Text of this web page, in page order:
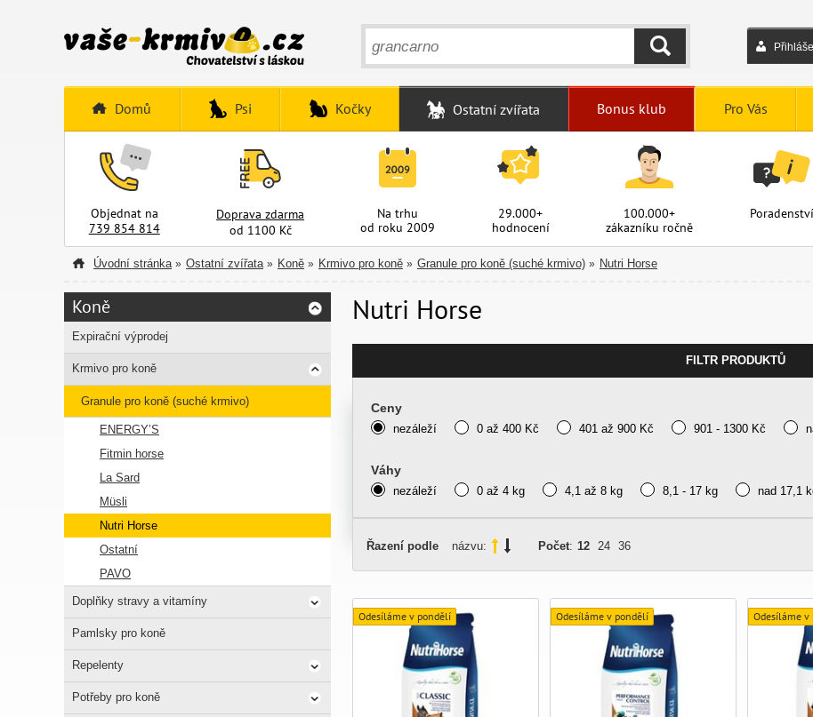
HLEDAT
Domů Psi Kočky Ostatní zvířata Bonus klub Pro Vás
Objednat na
739 854 814
Doprava zdarma
od 1100 Kč
Na trhu
od roku 2009
29.000+
hodnocení
100.000+
zákazníku ročně
Poradenství
Úvodní stránka » Ostatní zvířata » Koně » Krmivo pro koně » Granule pro koně (suché krmivo) » Nutri Horse
Nutri Horse
FILTR PRODUKTŮ
Ceny
nezáleží 0 až 400 Kč 401 až 900 Kč 901 - 1300 Kč
Váhy
nezáleží 0 až 4 kg 4,1 až 8 kg 8,1 - 17 kg nad 17,1
Řazení podle názvu: Počet: 12 24 36
Odesíláme v pondělí Odesíláme v pondělí Odesíláme v
Koně
Expirační výprodej
Krmivo pro koně
Granule pro koně (suché krmivo)
ENERGY’S
Fitmin horse
La Sard
Müsli
Nutri Horse
Ostatní
PAVO
Doplňky stravy a vitamíny
Pamlsky pro koně
Repelenty
Potřeby pro koně